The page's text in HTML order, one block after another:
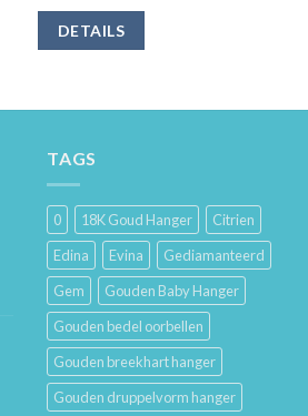
DETAILS
TAGS
0 18K Goud Hanger
Citrien
Edina
Evina
Gediamanteerd
Gem
Gouden Baby Hanger
Gouden bedel oorbellen
Gouden breekhart hanger
Gouden druppelvorm hanger